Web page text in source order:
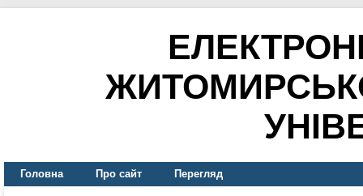
Головна Про сайт Перегляд